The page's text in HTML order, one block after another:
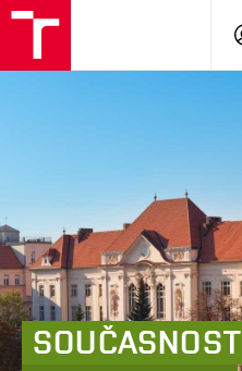
Brno
SOUČASNOST